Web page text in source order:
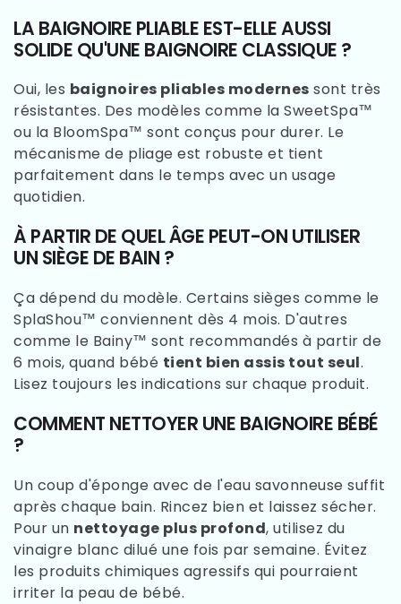
LA BAIGNOIRE PLIABLE EST-ELLE AUSSI
SOLIDE QU'UNE BAIGNOIRE CLASSIQUE ?
Oui, les baignoires pliables modernes sont très
résistantes. Des modèles comme la SweetSpa™
ou la BloomSpa™ sont conçus pour durer. Le
mécanisme de pliage est robuste et tient
parfaitement dans le temps avec un usage
quotidien.
À PARTIR DE QUEL ÂGE PEUT-ON UTILISER
UN SIÈGE DE BAIN ?
Ça dépend du modèle. Certains sièges comme le
SplaShou™ conviennent dès 4 mois. D'autres
comme le Bainy™ sont recommandés à partir de
6 mois, quand bébé tient bien assis tout seul.
Lisez toujours les indications sur chaque produit.
COMMENT NETTOYER UNE BAIGNOIRE BÉBÉ
?
Un coup d'éponge avec de l'eau savonneuse suffit
après chaque bain. Rincez bien et laissez sécher.
Pour un nettoyage plus profond, utilisez du
vinaigre blanc dilué une fois par semaine. Évitez
les produits chimiques agressifs qui pourraient
irriter la peau de bébé.